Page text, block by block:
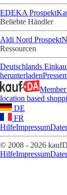
EDEKA Prospekt
Beliebte Händler
Aldi Nord Prospekt
Ressourcen
Deutschlands
herunterladen
location based
DE
FR
HilfeImpressum
© 2008 - 2026
HilfeImpressum